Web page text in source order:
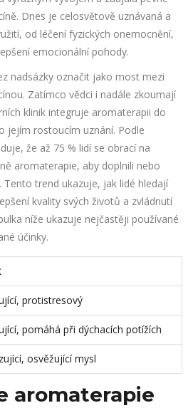
Dnes je celosvětově uznávaná a
od léčení fyzických onemocnění,
emocionální pohody.
nadsázky označit jako most mezi
Zatímco vědci i nadále zkoumají
klinik integruje aromaterapii do
jejím rostoucím uznání. Podle
že až 75 % lidí se obrací na
aromaterapie, aby doplnili nebo
Tento trend ukazuje, jak lidé hledají
kvality svých životů a zvládnutí
níže ukazuje nejčastěji používané
účinky.
protistresový
pomáhá při dýchacích potížích
osvěžující mysl
aromaterapie